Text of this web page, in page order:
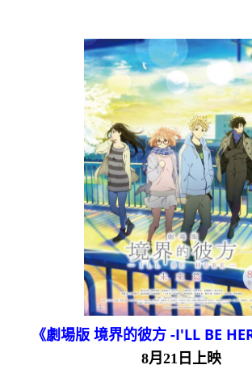
《劇場版 境界的彼方 -I'LL BE
8月21日上映